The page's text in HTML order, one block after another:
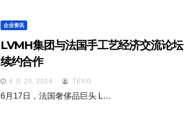
企业资讯
LVMH集团与法国手工艺经济交流论坛
续约合作
6 月 20, 2024 TENG
6月17日，法国奢侈品巨头 L…